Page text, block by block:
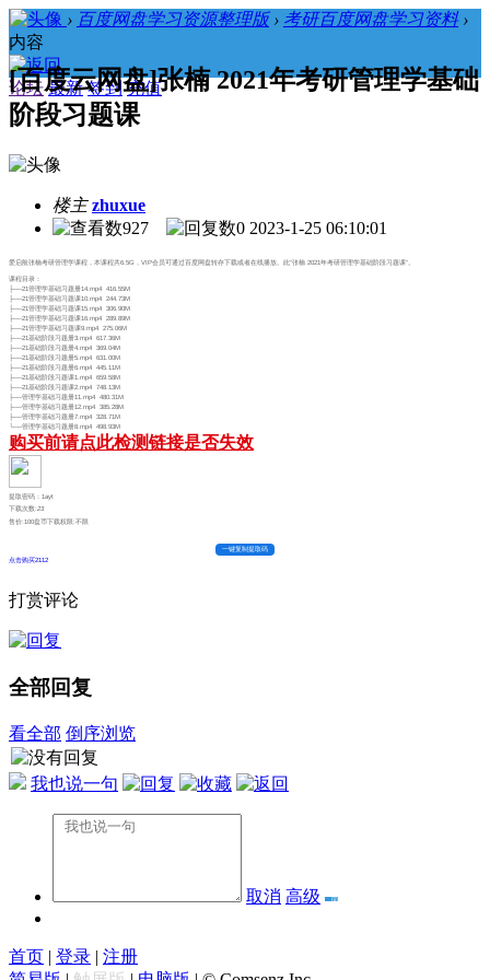
› 百度网盘学习资源整理版 › 考研百度网盘学习资料 ›
内容
论坛 最新 签到 充值
[百度云网盘]张楠 2021年考研管理学基础
阶段习题课
楼主 zhuxue
927
0 2023-1-25 06:10:01
爱启航张楠考研管理学课程，本课程共6.5G，VIP会员可通过百度网盘转存下载或者在线播放。此“张楠 2021年考研管理学基础阶段习题课”。
课程目录：
├──21管理学基础习题册14.mp4 416.55M
├──21管理学基础习题课10.mp4 244.73M
├──21管理学基础习题课15.mp4 306.90M
├──21管理学基础习题课16.mp4 289.89M
├──21管理学基础习题课9.mp4 275.06M
├──21基础阶段习题册3.mp4 617.36M
├──21基础阶段习题册4.mp4 369.04M
├──21基础阶段习题册5.mp4 631.00M
├──21基础阶段习题册6.mp4 445.11M
├──21基础阶段习题课1.mp4 659.58M
├──21基础阶段习题课2.mp4 748.13M
├──管理学基础习题册11.mp4 480.31M
├──管理学基础习题册12.mp4 385.28M
├──管理学基础习题册7.mp4 328.71M
└──管理学基础习题册8.mp4 498.93M
购买前请点此检测链接是否失效
提取密码：1ayt
下载次数:23
售价:100盘币下载权限:不限
一键复制提取码
点击购买2112
打赏评论
全部回复
看全部 倒序浏览
我也说一句
取消 高级
首页 | 登录 | 注册